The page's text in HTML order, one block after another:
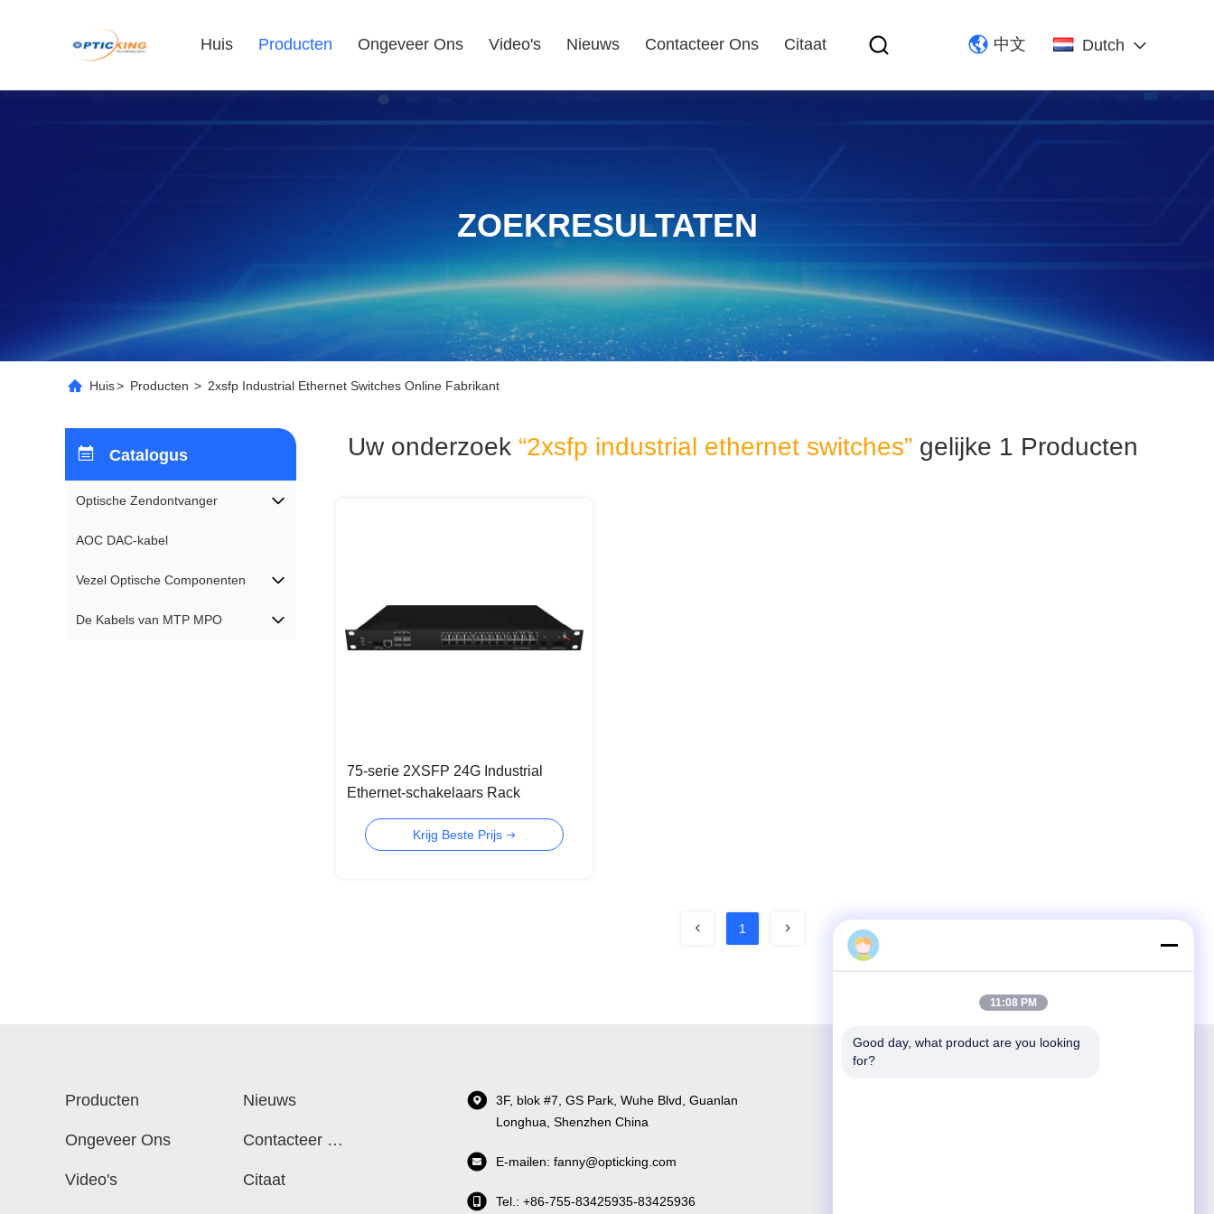
Huis Producten Ongeveer Ons Video's Nieuws Contacteer Ons Citaat 中文 Dutch
ZOEKRESULTATEN
Huis> Producten > 2xsfp Industrial Ethernet Switches Online Fabrikant
Catalogus
Optische Zendontvanger
AOC DAC-kabel
Vezel Optische Componenten
De Kabels van MTP MPO
Uw onderzoek “2xsfp industrial ethernet switches”gelijke 1 Producten
75-serie 2XSFP 24G Industrial
Ethernet-schakelaars Rack
schakelaarKrijg Beste Prijs
1
Producten
Ongeveer Ons
Video's
Nieuws
Contacteer On
Citaat
3F, blok #7, GS Park, Wuhe Blvd, Guanlan
Longhua, Shenzhen China
E-mailen: fanny@opticking.com
Tel.: +86-755-83425935-83425936
11:08 PM
Good day, what product are you looking
for?